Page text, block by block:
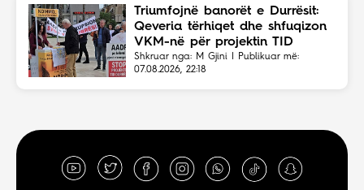
Triumfojnë banorët e Durrësit:
Qeveria tërhiqet dhe shfuqizon
VKM-në për projektin TID
Shkruar nga: M Gjini | Publikuar më:
07.08.2026, 22:18